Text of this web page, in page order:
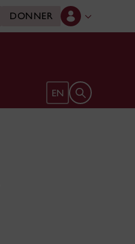
DONNER
EN Ouvrir le